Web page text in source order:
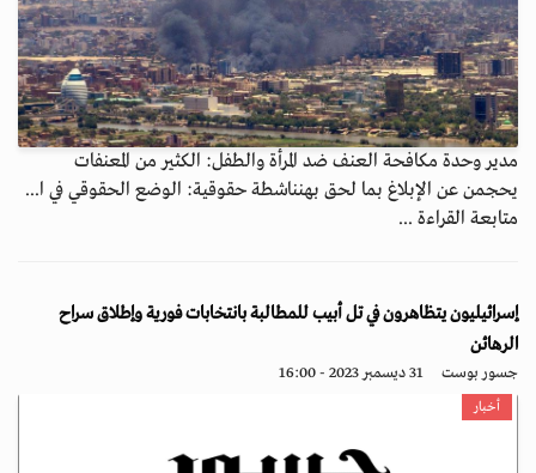
مدير وحدة مكافحة العنف ضد المرأة والطفل: الكثير من المعنفات
يحجمن عن الإبلاغ بما لحق بهنناشطة حقوقية: الوضع الحقوقي في ا...
متابعة القراءة ...
إسرائيليون يتظاهرون في تل أبيب للمطالبة بانتخابات فورية وإطلاق سراح
الرهائن
جسور بوست 31 ديسمبر 2023 - 16:00
أخبار